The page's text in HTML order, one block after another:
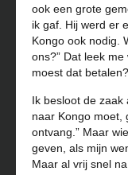
ook een grote
ik gaf. Hij werd er
Kongo ook nodig.
ons?” Dat leek
moest dat betalen?
Ik besloot de zaak
naar Kongo moet,
ontvang.” Maar
geven, als mijn
Maar al vrij snel